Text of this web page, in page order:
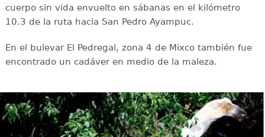
cuerpo sin vida envuelto en sábanas en el kilómetro
10.3 de la ruta hacia San Pedro Ayampuc.
En el bulevar El Pedregal, zona 4 de Mixco también fue
encontrado un cadáver en medio de la maleza.